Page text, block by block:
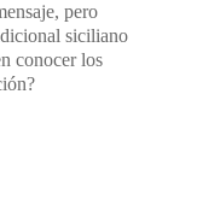
pero
siciliano
conocer los